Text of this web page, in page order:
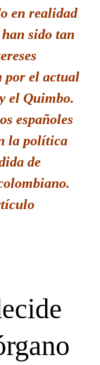
en realidad
sido tan
por el actual
el Quimbo.
españoles
la política
de